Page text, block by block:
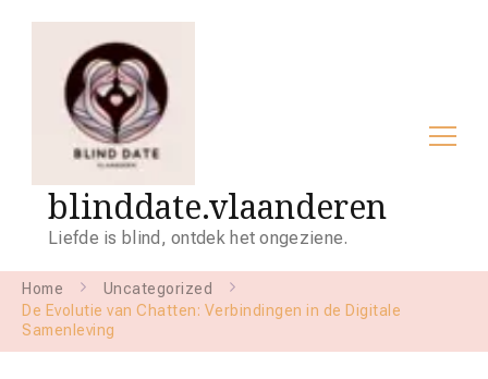
blinddate.vlaanderen
Liefde is blind, ontdek het ongeziene.
Home
Uncategorized
De Evolutie van Chatten: Verbindingen in de Digitale
Samenleving